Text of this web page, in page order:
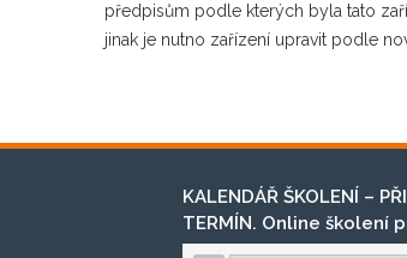
předpisům podle kterých byla tato
jinak je nutno zařízení upravit podle
KALENDÁŘ ŠKOLENÍ –
TERMÍN. Online školení